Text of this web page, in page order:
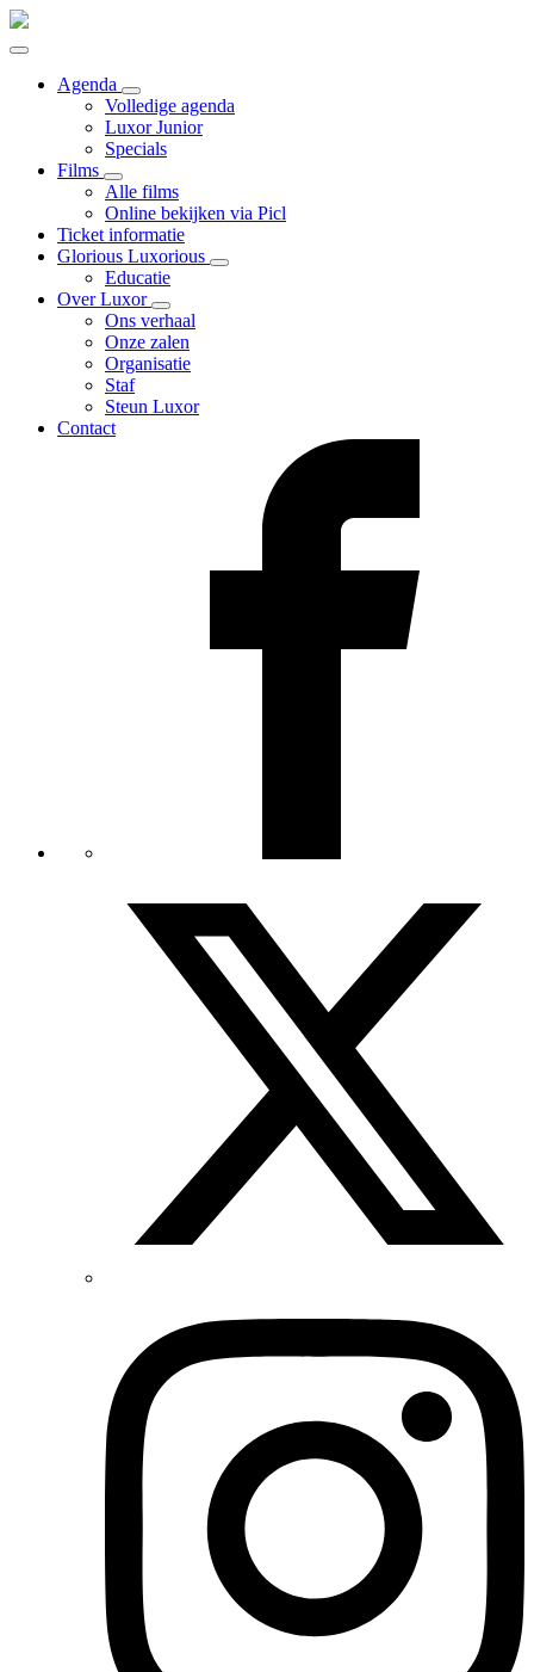
Agenda
Volledige agenda
Luxor Junior
Specials
Films
Alle films
Online bekijken via Picl
Ticket informatie
Glorious Luxorious
Educatie
Over Luxor
Ons verhaal
Onze zalen
Organisatie
Staf
Steun Luxor
Contact